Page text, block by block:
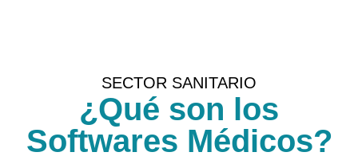
SECTOR SANITARIO
¿Qué son los
Softwares Médicos?